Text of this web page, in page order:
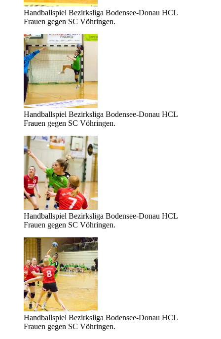
Handballspiel Bezirksliga Bodensee-Donau HCL
Frauen gegen SC Vöhringen.
Handballspiel Bezirksliga Bodensee-Donau HCL
Frauen gegen SC Vöhringen.
Handballspiel Bezirksliga Bodensee-Donau HCL
Frauen gegen SC Vöhringen.
Handballspiel Bezirksliga Bodensee-Donau HCL
Frauen gegen SC Vöhringen.